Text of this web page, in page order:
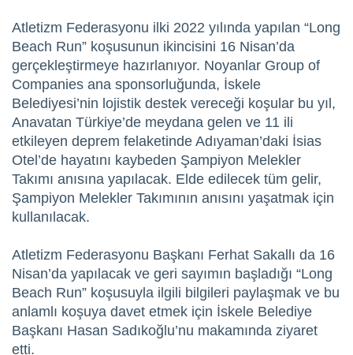
Atletizm Federasyonu ilki 2022 yılında yapılan “Long
Beach Run” koşusunun ikincisini 16 Nisan’da
gerçekleştirmeye hazırlanıyor. Noyanlar Group of
Companies ana sponsorluğunda, İskele
Belediyesi’nin lojistik destek vereceği koşular bu yıl,
Anavatan Türkiye’de meydana gelen ve 11 ili
etkileyen deprem felaketinde Adıyaman’daki İsias
Otel’de hayatını kaybeden Şampiyon Melekler
Takımı anısına yapılacak. Elde edilecek tüm gelir,
Şampiyon Melekler Takımının anısını yaşatmak için
kullanılacak.
Atletizm Federasyonu Başkanı Ferhat Sakallı da 16
Nisan’da yapılacak ve geri sayımın başladığı “Long
Beach Run” koşusuyla ilgili bilgileri paylaşmak ve bu
anlamlı koşuya davet etmek için İskele Belediye
Başkanı Hasan Sadıkoğlu’nu makamında ziyaret
etti.